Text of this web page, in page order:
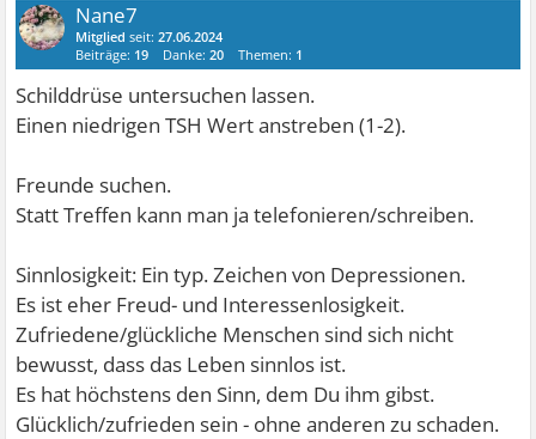
Nane7
Mitglied seit:27.06.2024
Beiträge: 19 Danke:20 Themen: 1
Schilddrüse untersuchen lassen.
Einen niedrigen TSH Wert anstreben (1-2).
Freunde suchen.
Statt Treffen kann man ja telefonieren/schreiben.
Sinnlosigkeit: Ein typ. Zeichen von Depressionen.
Es ist eher Freud- und Interessenlosigkeit.
Zufriedene/glückliche Menschen sind sich nicht
bewusst, dass das Leben sinnlos ist.
Es hat höchstens den Sinn, dem Du ihm gibst.
Glücklich/zufrieden sein - ohne anderen zu schaden.